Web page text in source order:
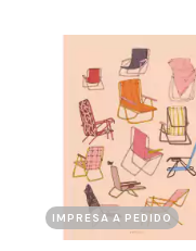
IMPRESA A PEDIDO